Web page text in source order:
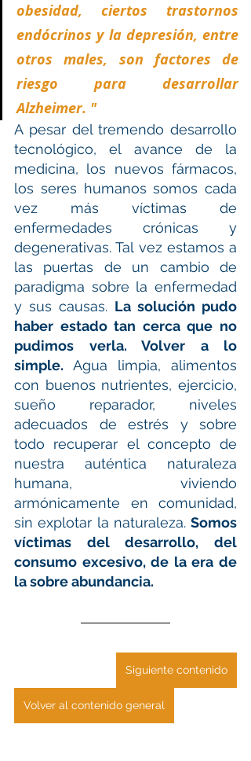
obesidad, ciertos trastornos
endócrinos y la depresión, entre
otros males, son factores de
riesgo para desarrollar
Alzheimer. "
A pesar del tremendo desarrollo
tecnológico, el avance de la
medicina, los nuevos fármacos,
los seres humanos somos cada
vez más víctimas de
enfermedades crónicas y
degenerativas. Tal vez estamos a
las puertas de un cambio de
paradigma sobre la enfermedad
y sus causas. La solución pudo
haber estado tan cerca que no
pudimos verla. Volver a lo
simple. Agua limpia, alimentos
con buenos nutrientes, ejercicio,
sueño reparador, niveles
adecuados de estrés y sobre
todo recuperar el concepto de
nuestra auténtica naturaleza
humana, viviendo
armónicamente en comunidad,
sin explotar la naturaleza. Somos
víctimas del desarrollo, del
consumo excesivo, de la era de
la sobre abundancia.
Siguiente contenido
Volver al contenido general